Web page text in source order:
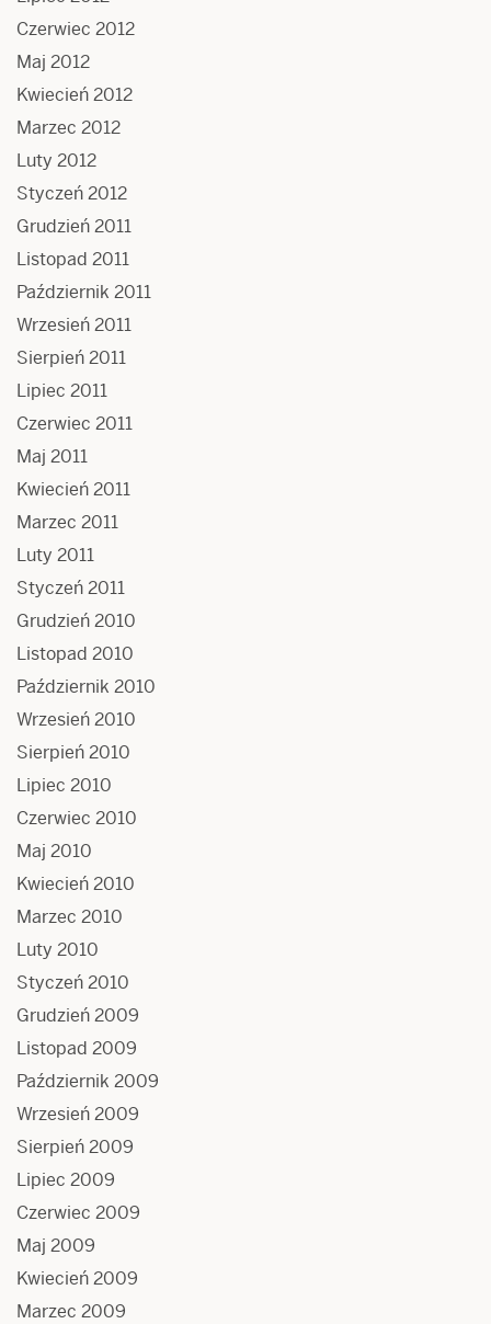
Czerwiec 2012
Maj 2012
Kwiecień 2012
Marzec 2012
Luty 2012
Styczeń 2012
Grudzień 2011
Listopad 2011
Październik 2011
Wrzesień 2011
Sierpień 2011
Lipiec 2011
Czerwiec 2011
Maj 2011
Kwiecień 2011
Marzec 2011
Luty 2011
Styczeń 2011
Grudzień 2010
Listopad 2010
Październik 2010
Wrzesień 2010
Sierpień 2010
Lipiec 2010
Czerwiec 2010
Maj 2010
Kwiecień 2010
Marzec 2010
Luty 2010
Styczeń 2010
Grudzień 2009
Listopad 2009
Październik 2009
Wrzesień 2009
Sierpień 2009
Lipiec 2009
Czerwiec 2009
Maj 2009
Kwiecień 2009
Marzec 2009